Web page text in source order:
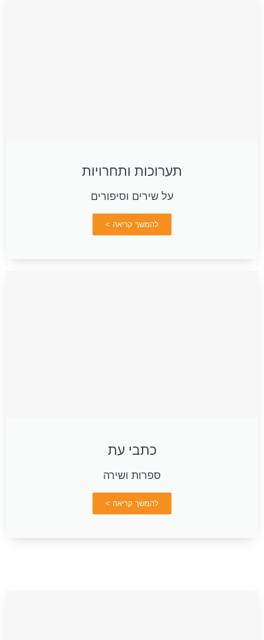
תערוכות ותחרויות
על שירים וסיפורים
להמשך קריאה >
כתבי עת
ספרות ושירה
להמשך קריאה >